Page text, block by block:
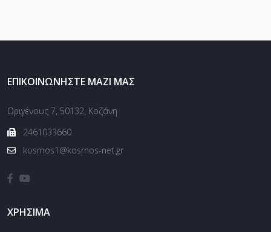
ΕΠΙΚΟΙΝΩΝΉΣΤΕ ΜΑΖΊ ΜΑΣ
Ωριγένους 7, 50132, Κοζάνη
2461033660
kosmos1@kosmos-net.gr
ΧΡΉΣΙΜΑ